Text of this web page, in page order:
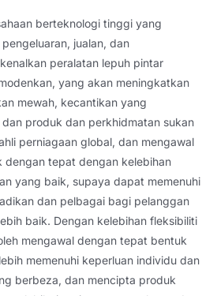
berteknologi tinggi yang
jualan, dan
peralatan lepuh pintar
yang akan meningkatkan
mewah, kecantikan yang
produk dan perkhidmatan sukan
perniagaan global, dan mengawal
dengan tepat dengan kelebihan
yang baik, supaya dapat memenuhi
dan pelbagai bagi pelanggan
baik. Dengan kelebihan fleksibiliti
mengawal dengan tepat bentuk
memenuhi keperluan individu dan
berbeza, dan mencipta produk